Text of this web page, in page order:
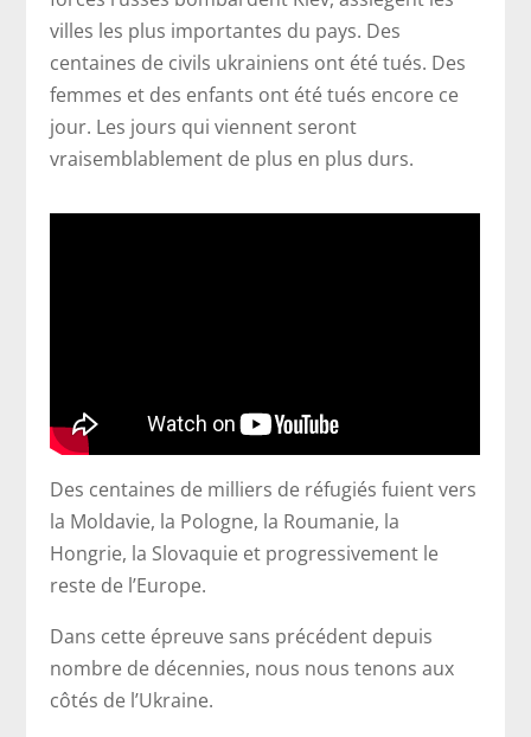
villes les plus importantes du pays. Des
centaines de civils ukrainiens ont été tués. Des
femmes et des enfants ont été tués encore ce
jour. Les jours qui viennent seront
vraisemblablement de plus en plus durs.
Des centaines de milliers de réfugiés fuient vers
la Moldavie, la Pologne, la Roumanie, la
Hongrie, la Slovaquie et progressivement le
reste de l’Europe.
Dans cette épreuve sans précédent depuis
nombre de décennies, nous nous tenons aux
côtés de l’Ukraine.